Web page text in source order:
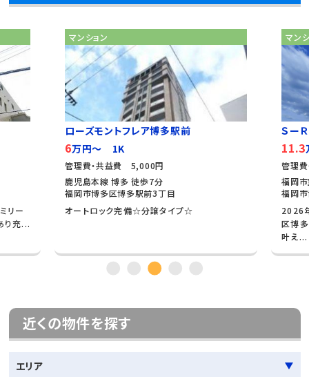
リー
り充...
マンション
ローズモントフレア博多駅前
6万円～ 1K
管理費・共益費 5,000円
鹿児島本線 博多 徒歩7分
福岡市博多区博多駅前3丁目
オートロック完備☆分譲タイプ☆
マン
Ｓー
11.3
管理
福岡
福岡
2026
区博
叶え...
近くの物件を探す
エリア